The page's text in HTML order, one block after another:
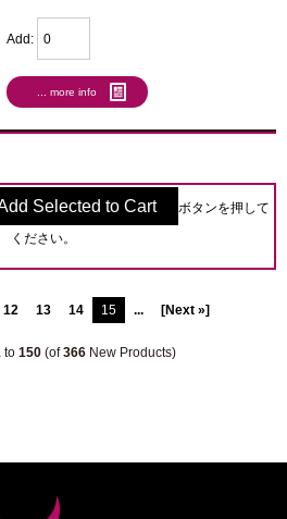
Add:
... more info
ボタンを押して
ください。
12 13 14 15 ... [Next »]
to 150(of366New Products)